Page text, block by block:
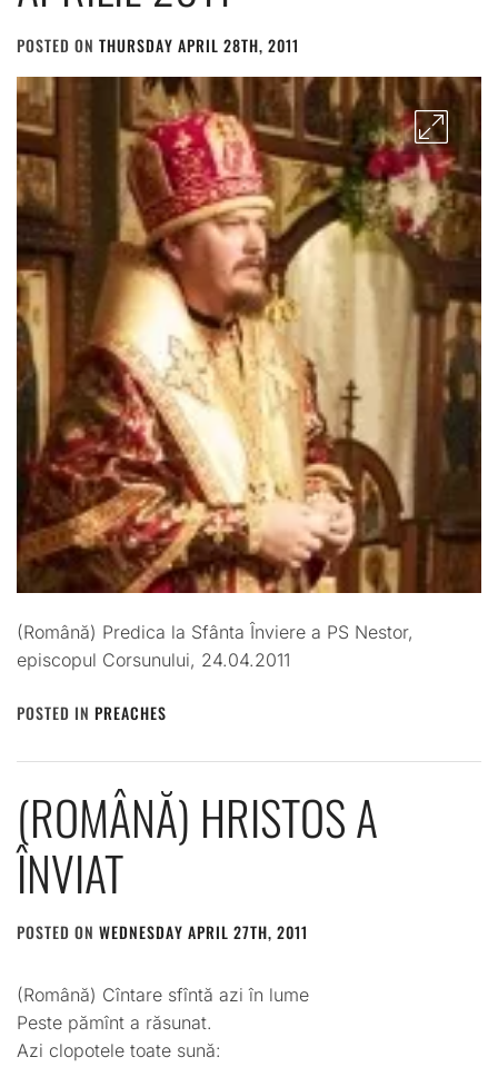
POSTED ON THURSDAY APRIL 28TH, 2011
(Română) Predica la Sfânta Înviere a PS Nestor,
episcopul Corsunului, 24.04.2011
POSTED IN PREACHES
(ROMÂNĂ) HRISTOS A
ÎNVIAT
POSTED ON WEDNESDAY APRIL 27TH, 2011
(Română) Cîntare sfîntă azi în lume
Peste pămînt a răsunat.
Azi clopotele toate sună: